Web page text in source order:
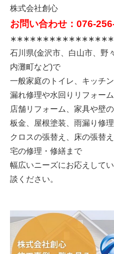
株式会社創心
お問い合わせ：076-
石川県(金沢市、白山市、野
内灘町など)で
一般家庭のトイレ、キッチ
漏れ修理や水回りリフォー
店舗リフォーム、家具や壁
板金、屋根塗装、雨漏り修理
クロスの張替え、床の張替
宅の修理・修繕まで
幅広いニーズにお応えして
談ください。